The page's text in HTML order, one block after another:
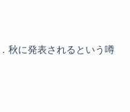
秋に発表されるという噂